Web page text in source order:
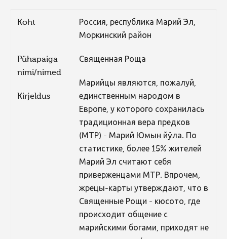
Koht
Россия, республика Марий Эл,
Моркинский район
Pühapaiga
nimi/nimed
Священная Роща
Kirjeldus
Марийцы являются, пожалуй,
единственным народом в
Европе, у которого сохранилась
традиционная вера предков
(МТР) - Марий Юмын йÿла. По
статистике, более 15% жителей
Марий Эл считают себя
приверженцами МТР. Впрочем,
жрецы-карты утверждают, что в
Священные Рощи - кюсото, где
происходит общение с
марийскими богами, приходят не